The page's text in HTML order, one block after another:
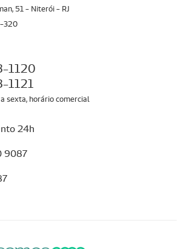
51 - Niterói - RJ
320
1120
1121
sexta, horário comercial
24h
9087